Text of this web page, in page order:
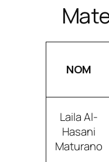
NOM
Laila Al-
Hasani
Maturano